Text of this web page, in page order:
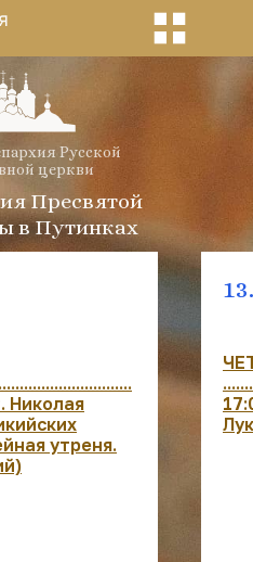
Пресвятой
в Путинках
Русской
церкви
Николая
утреня.